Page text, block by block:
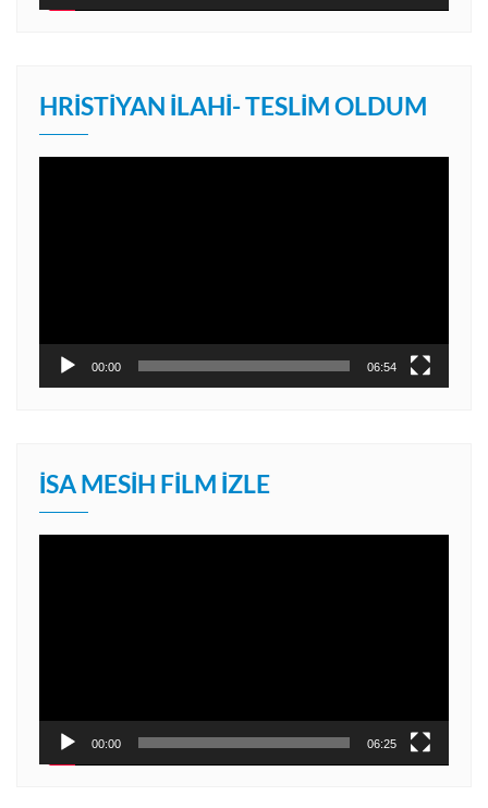
HRISTIYAN İLAHI- TESLIM OLDUM
00:00 06:54
İSA MESIH FILM İZLE
00:00 06:25